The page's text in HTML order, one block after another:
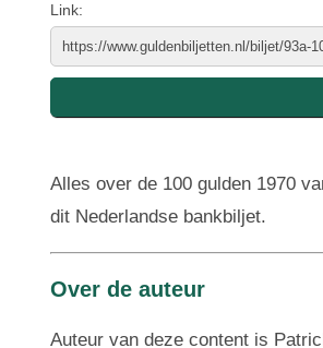
Link:
Alles over de 100 gulden 1970
dit Nederlandse bankbiljet.
Over de auteur
Auteur van deze content is